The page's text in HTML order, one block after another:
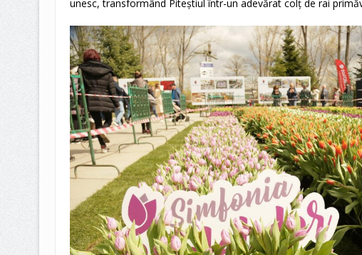
unesc, transformând Piteștiul într-un adevărat colț de rai